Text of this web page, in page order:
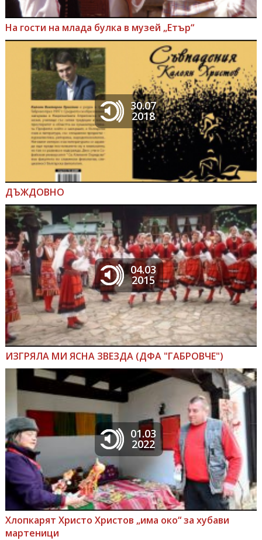
На гости на млада булка в музей „Етър“
30.07
2018
ДЪЖДОВНО
04.03
2015
ИЗГРЯЛА МИ ЯСНА ЗВЕЗДА (ДФА "ГАБРОВЧЕ")
01.03
2022
Хлопкарят Христо Христов „има око“ за хубави
мартеници